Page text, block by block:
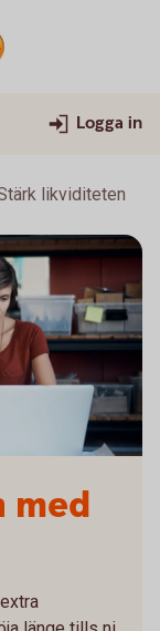
Logga in
likviditeten
med